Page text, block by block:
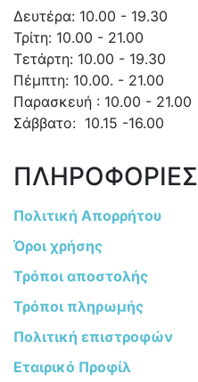
Δευτέρα: 10.00 - 19.30
Τρίτη: 10.00 - 21.00
Τετάρτη: 10.00 - 19.30
Πέμπτη: 10.00. - 21.00
Παρασκευή : 10.00 - 21.00
Σάββατο: 10.15 -16.00
ΠΛΗΡΟΦΟΡΙΕΣ
Πολιτική Απορρήτου
Όροι χρήσης
Τρόποι αποστολής
Τρόποι πληρωμής
Πολιτική επιστροφών
Εταιρικό Προφίλ